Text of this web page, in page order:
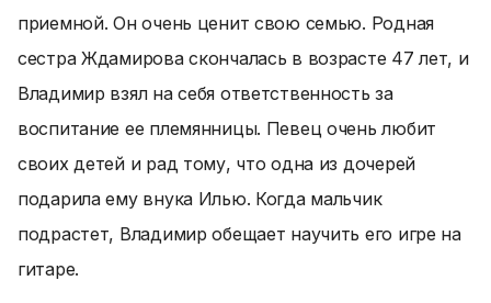
приемной. Он очень ценит свою семью. Родная
сестра Ждамирова скончалась в возрасте 47 лет, и
Владимир взял на себя ответственность за
воспитание ее племянницы. Певец очень любит
своих детей и рад тому, что одна из дочерей
подарила ему внука Илью. Когда мальчик
подрастет, Владимир обещает научить его игре на
гитаре.